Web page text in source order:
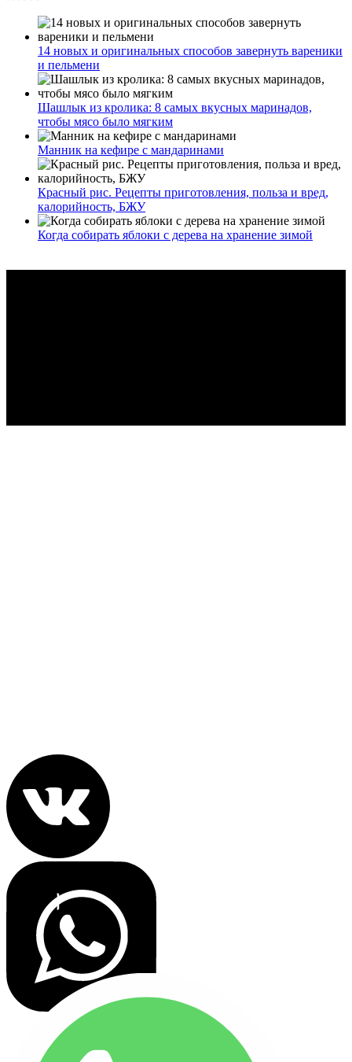
14 новых и оригинальных способов завернуть вареники
и пельмени
Шашлык из кролика: 8 самых вкусных маринадов,
чтобы мясо было мягким
Манник на кефире с мандаринами
Красный рис. Рецепты приготовления, польза и вред,
калорийность, БЖУ
Когда собирать яблоки с дерева на хранение зимой